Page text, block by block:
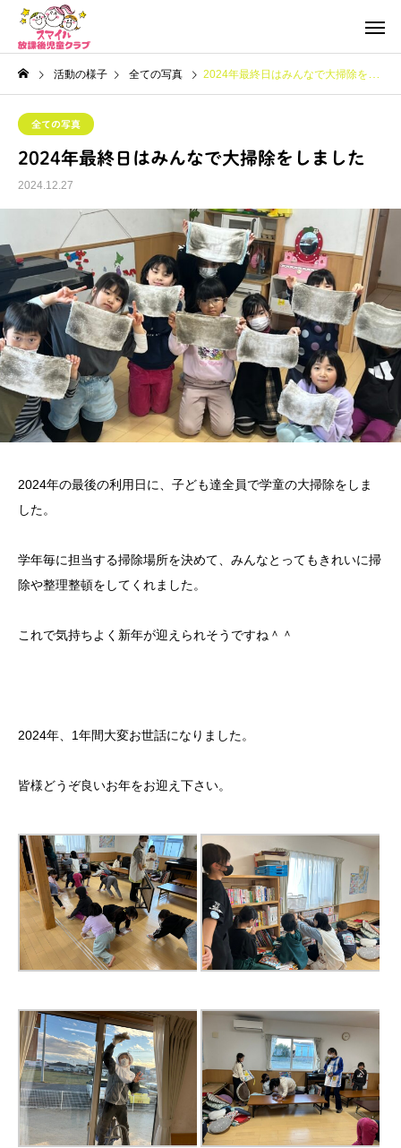
活動の様子 全ての写真 2024年最終日はみんなで大掃除をしました
全ての写真
2024年最終日はみんなで大掃除をしました
2024.12.27
2024年の最後の利用日に、子ども達全員で学童の大掃除をしま
した。
学年毎に担当する掃除場所を決めて、みんなとってもきれいに掃
除や整理整頓をしてくれました。
これで気持ちよく新年が迎えられそうですね＾＾
2024年、1年間大変お世話になりました。
皆様どうぞ良いお年をお迎え下さい。